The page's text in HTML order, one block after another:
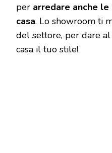
per arredare anche
casa. Lo showroom ti
del settore, per dare
casa il tuo stile!